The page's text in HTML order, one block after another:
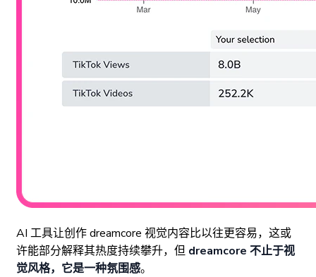
AI 工具让创作 dreamcore 视觉内容比以往更容易，这或
许能部分解释其热度持续攀升，但 dreamcore 不止于视
觉风格，它是一种氛围感。